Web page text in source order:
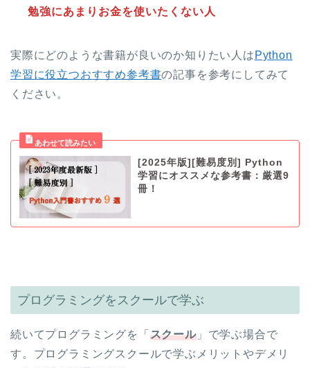
勉強にあまりお金を使いたくない人
実際にどのような書籍が良いのか知りたい人は Python
学習に役立つおすすめ参考書の記事を参考にしてみて
ください。
[2025年版][難易度別] Python
学習にオススメな参考書：厳選9
冊！
プログラミングをスクールで学ぶ
続いてプログラミングを「 スクール」で学ぶ場合で
す。プログラミングスクールで学ぶメリットやデメリ